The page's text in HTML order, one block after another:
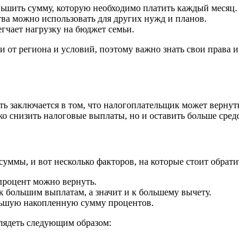
сумму, которую необходимо платить каждый месяц.
можно использовать для других нужд и планов.
нагрузку на бюджет семьи.
региона и условий, поэтому важно знать свои
заключается в том, что налогоплательщик может
снизить налоговые выплаты, но и оставить больше
и вот несколько факторов, на которые стоит
можно вернуть.
большим выплатам, а значит и к большему вычету.
накопленную сумму процентов.
следующим образом: